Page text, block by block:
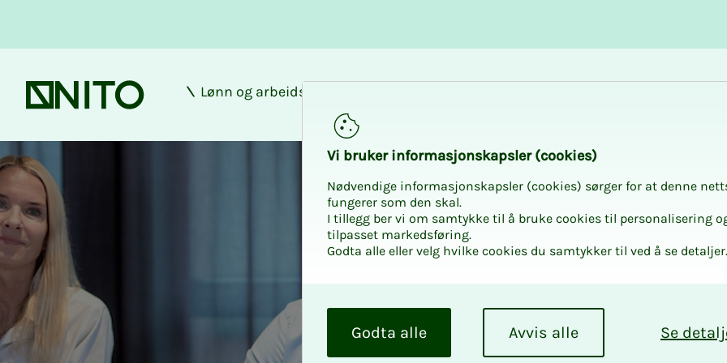
Forsiden
Lønn og arbeidsforhold
Avtalesjekken Vi bru­­­ker in­­­for­­­ma­­­sjons­­­kaps­­­­­ler (cookies)
Nødvendige informasjonskapsler (cookies) sørger for at denne
fungerer som den skal.
I tillegg ber vi om samtykke til å bruke cookies til personalisering
tilpasset markedsføring.
Godta alle eller velg hvilke cookies du samtykker til ved å se detaljer.
Se
Avvis alle
Godta alle